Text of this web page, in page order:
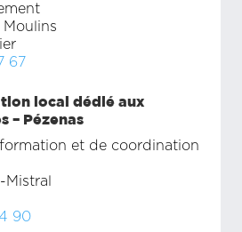
Moulins
67
local dédié aux
– Pézenas
et de coordination
90